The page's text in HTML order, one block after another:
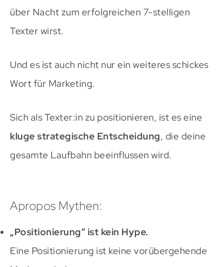
über Nacht zum erfolgreichen 7-stelligen
Texter wirst.
Und es ist auch nicht nur ein weiteres schickes
Wort für Marketing.
Sich als Texter:in zu positionieren, ist es eine
kluge strategische Entscheidung, die deine
gesamte Laufbahn beeinflussen wird.
Apropos Mythen:
„Positionierung“ ist kein Hype.
Eine Positionierung ist keine vorübergehende